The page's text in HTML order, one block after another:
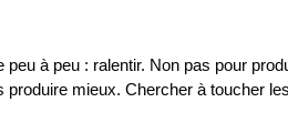
à peu : ralentir. Non pas pour
mieux. Chercher à toucher